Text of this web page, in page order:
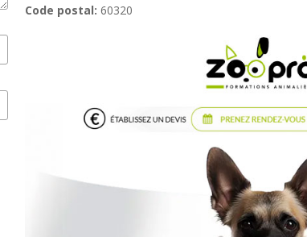
Code postal: 60320